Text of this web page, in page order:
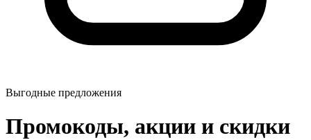
Выгодные предложения
Промокоды, акции и скидки